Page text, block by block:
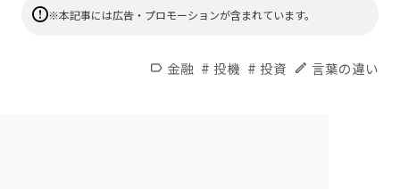
※本記事には広告・プロモーションが含まれています。
label 金融 # 投機 # 投資 edit 言葉の違い